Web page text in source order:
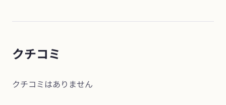
クチコミ
クチコミはありません